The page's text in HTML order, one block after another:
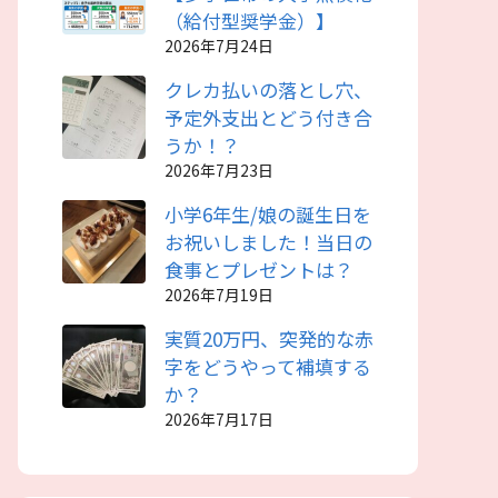
（給付型奨学金）】
2026年7月24日
クレカ払いの落とし穴、
予定外支出とどう付き合
うか！？
2026年7月23日
小学6年生/娘の誕生日を
お祝いしました！当日の
食事とプレゼントは？
2026年7月19日
実質20万円、突発的な赤
字をどうやって補填する
か？
2026年7月17日